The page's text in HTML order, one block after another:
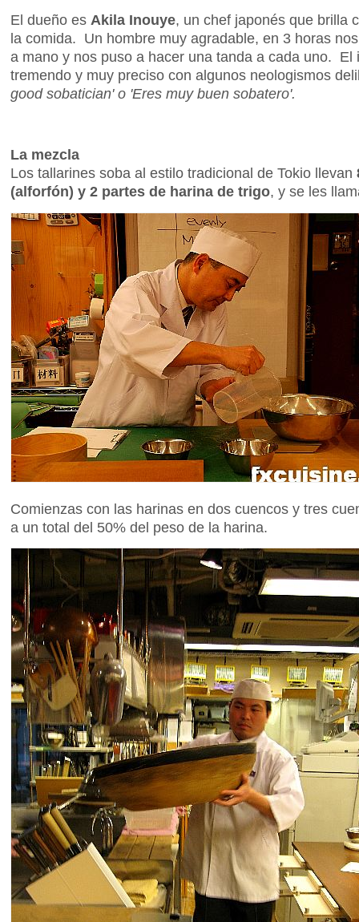
El dueño es Akila Inouye, un chef japonés que brilla
la comida. Un hombre muy agradable, en 3 horas
a mano y nos puso a hacer una tanda a cada uno. El
tremendo y muy preciso con algunos neologismos
good sobatician' o 'Eres muy buen sobatero'.
La mezcla
Los tallarines soba al estilo tradicional de Tokio llevan
(alforfón) y 2 partes de harina de trigo, y se les
Comienzas con las harinas en dos cuencos y tres
a un total del 50% del peso de la harina.